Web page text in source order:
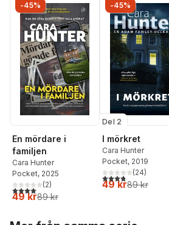
-45%
En mördare i
familjen
Cara Hunter
Pocket, 2025
4,0utav 5 stjärnor. Totalt antal röster:
(2)
49 kr89 kr
-45%
Del 2
I mörkret
Cara Hunter
Pocket, 2019
3,8utav 5 stjärnor.
(24)
49 kr89 kr